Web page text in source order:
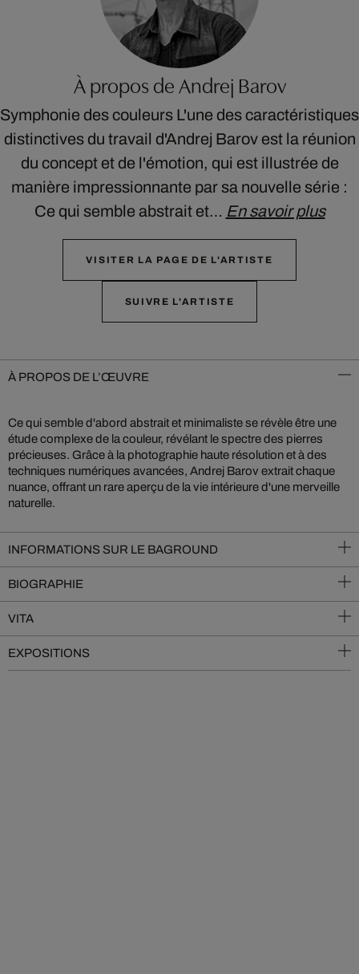
À propos de Andrej Barov
Symphonie des couleurs L'une des caractéristiques
distinctives du travail d'Andrej Barov est la réunion
du concept et de l'émotion, qui est illustrée de
manière impressionnante par sa nouvelle série :
Ce qui semble abstrait et… En savoir plus
VISITER LA PAGE DE L'ARTISTE
SUIVRE L'ARTISTE
À PROPOS DE L’ŒUVRE
Ce qui semble d'abord abstrait et minimaliste se révèle être une
étude complexe de la couleur, révélant le spectre des pierres
précieuses. Grâce à la photographie haute résolution et à des
techniques numériques avancées, Andrej Barov extrait chaque
nuance, offrant un rare aperçu de la vie intérieure d'une merveille
naturelle.
INFORMATIONS SUR LE BAGROUND
BIOGRAPHIE
VITA
EXPOSITIONS